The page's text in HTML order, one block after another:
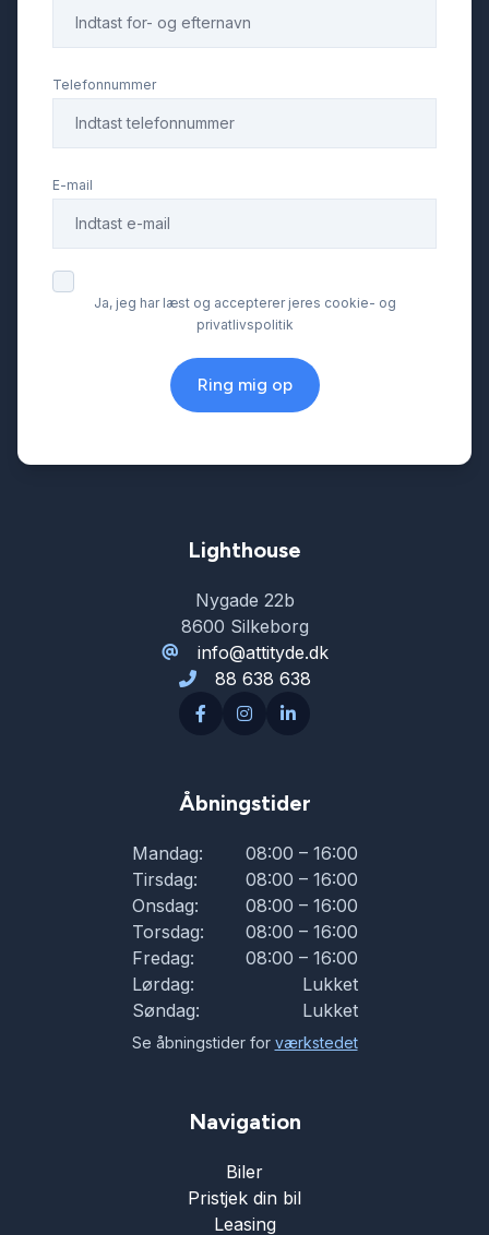
DAB+ radio
digitalt cockpit
dæktryksmåler
el-betjent bagklap
el-indstillelige forsæder
el-klapbare sidespejle med varme
el-komfortsæder
fjernbetjent centrallås
fjernlysassistent
fuld LED forlygter
førerovervågning med advarsel
Telefonnummer
E-mail
Ja, jeg har læst og accepterer jeres cookie- og
privatlivspolitik
Ring mig op
Lighthouse
Nygade 22b
8600 Silkeborg
info@attityde.dk
88 638 638
Åbningstider
Mandag:
08:00 – 16:00
Tirsdag:
08:00 – 16:00
Onsdag:
08:00 – 16:00
Torsdag:
08:00 – 16:00
Fredag:
08:00 – 16:00
Lørdag:
Lukket
Søndag:
Lukket
Se åbningstider for værkstedet
Navigation
Biler
Pristjek din bil
Leasing